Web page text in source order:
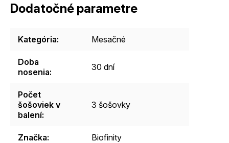
Dodatočné parametre
Kategória: Mesačné
Doba
nosenia: 30 dní
Počet
šošoviek v
balení:
3 šošovky
Značka: Biofinity